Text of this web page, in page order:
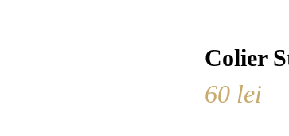
Colier
60 lei